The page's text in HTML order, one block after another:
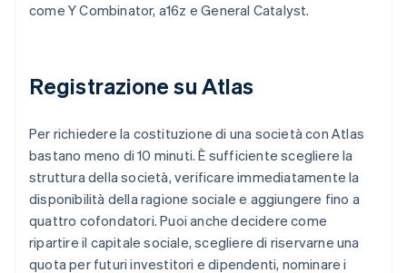
come Y Combinator, a16z e General Catalyst.
Registrazione su Atlas
Per richiedere la costituzione di una società con Atlas
bastano meno di 10 minuti. È sufficiente scegliere la
struttura della società, verificare immediatamente la
disponibilità della ragione sociale e aggiungere fino a
quattro cofondatori. Puoi anche decidere come
ripartire il capitale sociale, scegliere di riservarne una
quota per futuri investitori e dipendenti, nominare i